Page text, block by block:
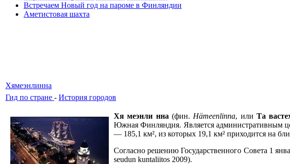
Встречаем Новый год на пароме в Финляндии
Аметистовая шахта
Хямеэнлинна
Гид по стране - История городов
Хя меэнли нна (фин. Hämeenlinna, или Та
Южная Финляндия. Является административным
— 185,1 км², из которых 19,1 км² приходится на
Согласно решению Государственного Совета 1
seudun kuntaliitos 2009).